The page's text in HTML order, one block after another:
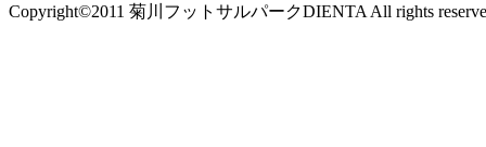
Copyright©2011 菊川フットサルパークDIENTA All rights